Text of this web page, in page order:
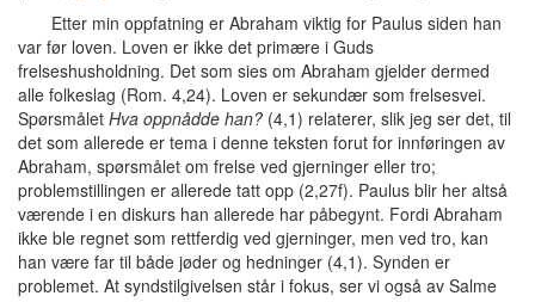
Etter min oppfatning er Abraham viktig for Paulus siden han
var før loven. Loven er ikke det primære i Guds
frelseshusholdning. Det som sies om Abraham gjelder dermed
alle folkeslag (Rom. 4,24). Loven er sekundær som frelsesvei.
Spørsmålet Hva oppnådde han? (4,1) relaterer, slik jeg ser det, til
det som allerede er tema i denne teksten forut for innføringen av
Abraham, spørsmålet om frelse ved gjerninger eller tro;
problemstillingen er allerede tatt opp (2,27f). Paulus blir her altså
værende i en diskurs han allerede har påbegynt. Fordi Abraham
ikke ble regnet som rettferdig ved gjerninger, men ved tro, kan
han være far til både jøder og hedninger (4,1). Synden er
problemet. At syndstilgivelsen står i fokus, ser vi også av Salme